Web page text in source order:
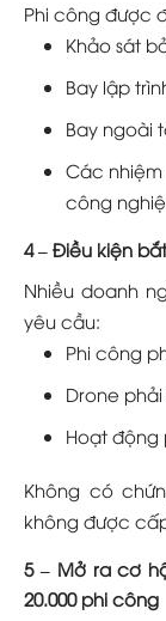
Phi công được
Khảo sát
Bay lập
Bay ngoài
Các
công
4 – Điều kiện
Nhiều doanh
yêu cầu:
Phi công
Drone
Hoạt động
Không có
không được
5 – Mở ra cơ
20.000 phi công